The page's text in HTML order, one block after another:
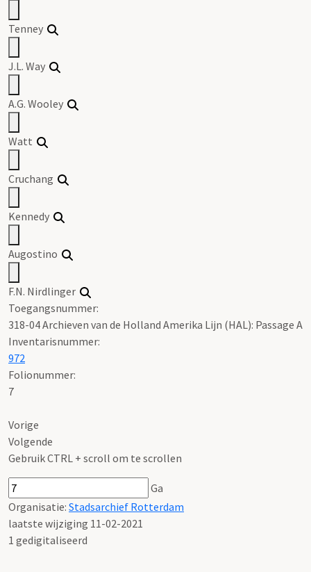
Tenney
J.L. Way
A.G. Wooley
Watt
Cruchang
Kennedy
Augostino
F.N. Nirdlinger
Toegangsnummer:
318-04 Archieven van de Holland Amerika Lijn (HAL): Passage A
Inventarisnummer:
972
Folionummer:
7
Vorige
Volgende
Gebruik CTRL + scroll om te scrollen
Ga
Organisatie: Stadsarchief Rotterdam
laatste wijziging 11-02-2021
1 gedigitaliseerd